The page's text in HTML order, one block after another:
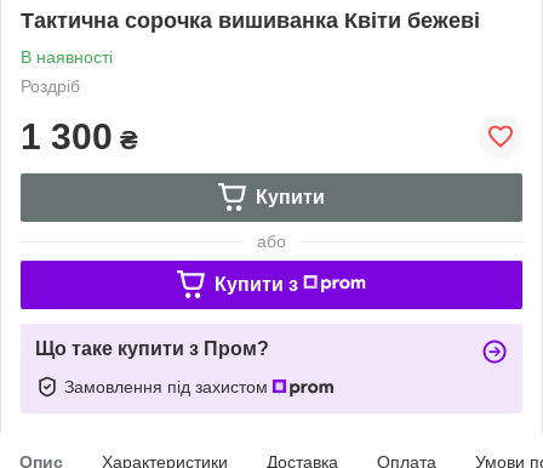
Тактична сорочка вишиванка Квіти бежеві
В наявності
Роздріб
1 300 ₴
Купити
або
Купити з
Що таке купити з Пром?
Замовлення під захистом
Опис Характеристики Доставка Оплата Умови